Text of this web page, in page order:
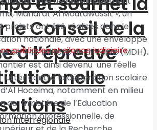
le Conseil de la
à l’épreuve
Manarat Al Moutawassit », un
projets ont été réalisés dans le
nationale, avec une enveloppe
de 448 millions de dirhams (MDH).
est ainsi devenu une réelle
contre la déperdition scolaire
Hoceima, notamment en milieu
au ministère de l’Education
professionnelle, de